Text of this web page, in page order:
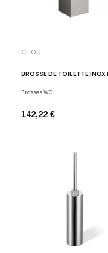
CLOU
Brosses WC
142,22 €